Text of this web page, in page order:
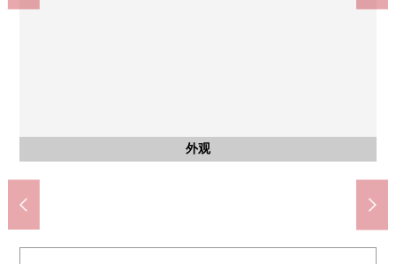
外观
其他当地
其他当地
停车场
停车场
外观
其他当地
摩托车堆放处
外观
Lawson吹田圆山商店(约610m)
Palos第1快乐园(约500m)
Welcia吹田朝日丘商店(约800m)
业务超市TAKENOKO吹田原町商店(约1380m)
山手小学(约480m)
丰津中学(约1820m)
吹田千里山西邮局(约1330m)